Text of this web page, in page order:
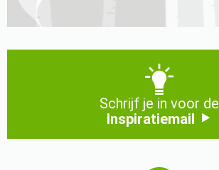
Schrijf je in voor de
Inspiratiemail